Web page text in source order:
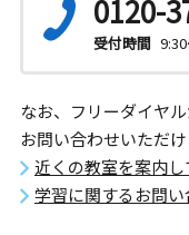
0120-
受付時間
なお、フリーダイヤ
お問い合わせいただけ
近くの教室を案内し
学習に関するお問い